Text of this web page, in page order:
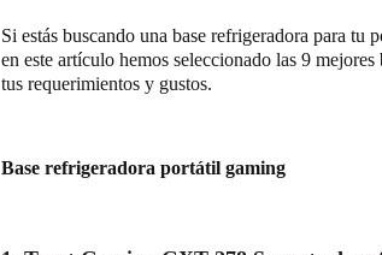
Si estás buscando una base refrigeradora para tu
en este artículo hemos seleccionado las 9
tus requerimientos y gustos.
Base refrigeradora portátil gaming